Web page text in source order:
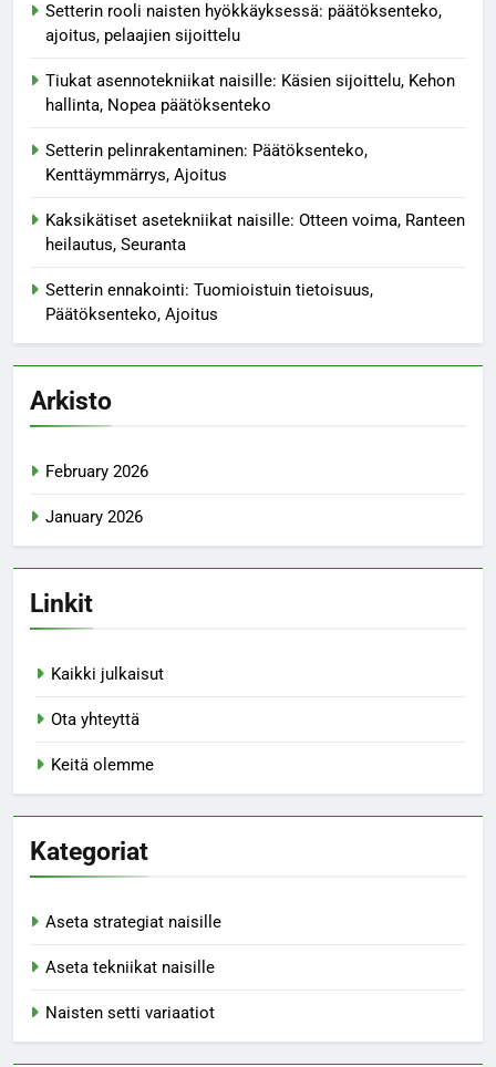
Setterin rooli naisten hyökkäyksessä: päätöksenteko,
ajoitus, pelaajien sijoittelu
Tiukat asennotekniikat naisille: Käsien sijoittelu, Kehon
hallinta, Nopea päätöksenteko
Setterin pelinrakentaminen: Päätöksenteko,
Kenttäymmärrys, Ajoitus
Kaksikätiset asetekniikat naisille: Otteen voima, Ranteen
heilautus, Seuranta
Setterin ennakointi: Tuomioistuin tietoisuus,
Päätöksenteko, Ajoitus
Arkisto
February 2026
January 2026
Linkit
Kaikki julkaisut
Ota yhteyttä
Keitä olemme
Kategoriat
Aseta strategiat naisille
Aseta tekniikat naisille
Naisten setti variaatiot